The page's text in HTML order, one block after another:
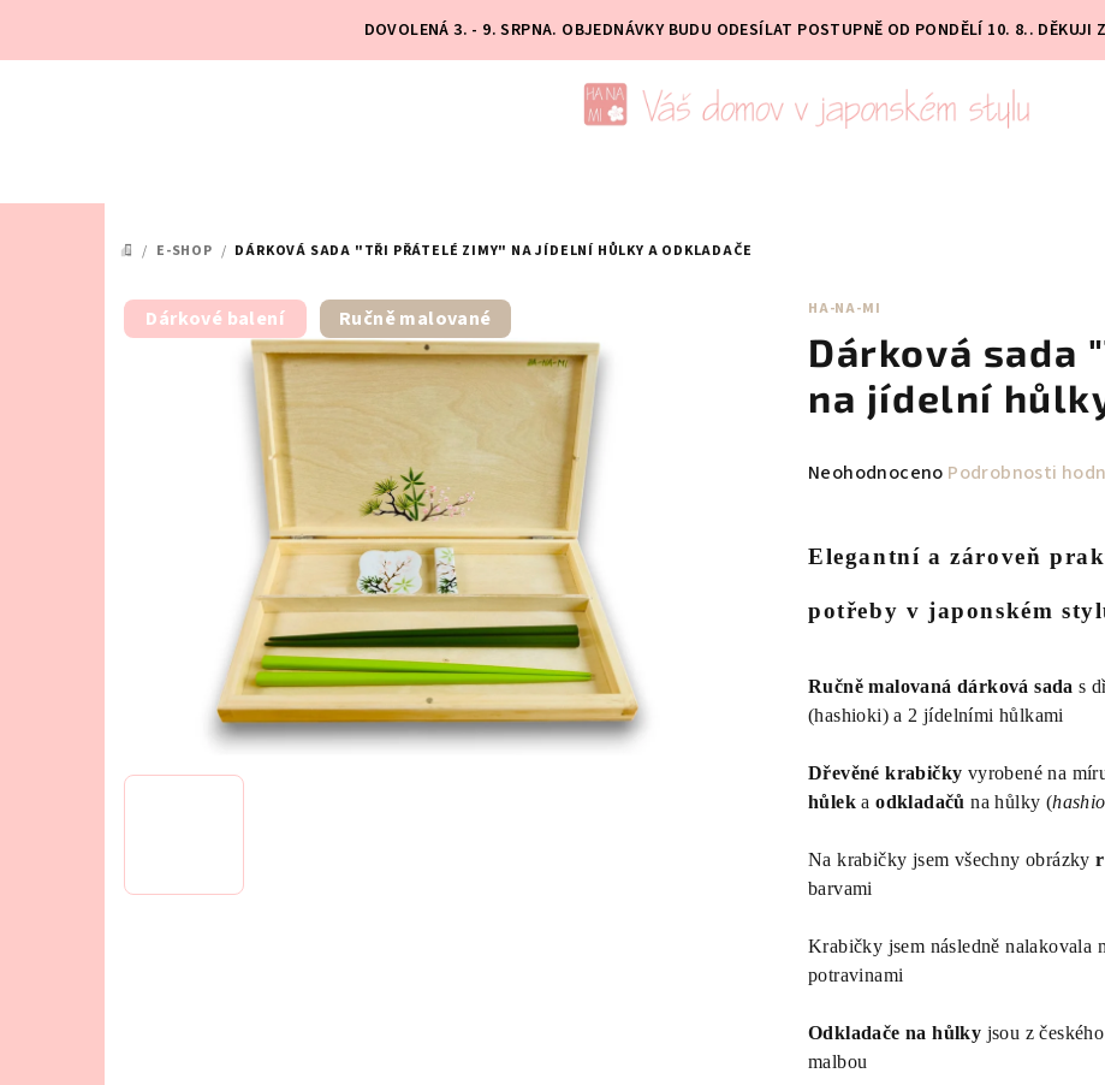
DOVOLENÁ 3. - 9. SRPNA. OBJEDNÁVKY BUDU ODESÍLAT POSTUPNĚ OD PONDĚLÍ 10. 8.. DĚKUJI
DOMŮ
/ E-SHOP / DÁRKOVÁ SADA "TŘI PŘÁTELÉ ZIMY" NA JÍDELNÍ HŮLKY A ODKLADAČE
HA-NA-MI
Dárková sada
na jídelní
Průměrné
je
z
hvězdiček.
Neohodnoceno Podrobnosti
Elegantní a zároveň
potřeby v japonském
Ručně malovaná dárková sadas
(hashioki) a 2 jídelními hůlkami
Dřevěné krabičky vyrobené na
hůlek aodkladačů na hůlky (
Na krabičky jsem všechny obrázky
barvami
Krabičky jsem následně nalakovala
potravinami
Odkladače na hůlky jsou z
malbou
Dárkové balení Ručně malované